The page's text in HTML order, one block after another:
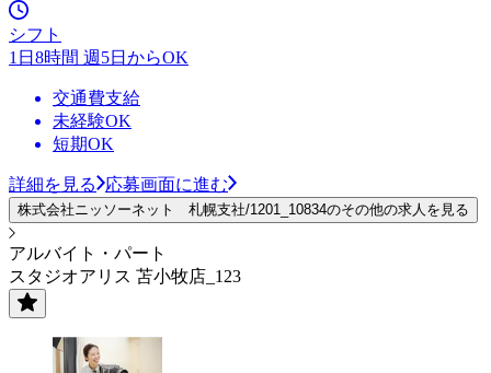
シフト
1日8時間 週5日からOK
交通費支給
未経験OK
短期OK
詳細を見る 応募画面に進む
株式会社ニッソーネット 札幌支社/1201_10834のその他の求人を見る
アルバイト・パート
スタジオアリス 苫小牧店_123